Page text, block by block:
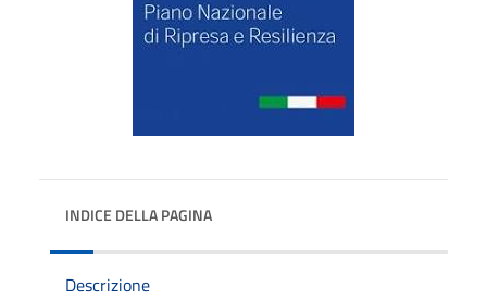
INDICE DELLA PAGINA
Descrizione